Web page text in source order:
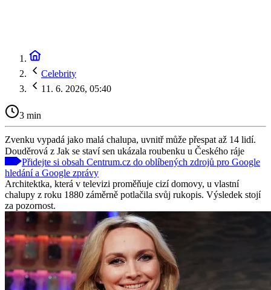
Celebrity
11. 6. 2026, 05:40
3 min
Zvenku vypadá jako malá chalupa, uvnitř může přespat až 14 lidí.
Douděrová z Jak se staví sen ukázala roubenku u Českého ráje
Přidejte si obsah Centrum.cz do oblíbených zdrojů pro Google
hledání a Google zprávy
Architektka, která v televizi proměňuje cizí domovy, u vlastní
chalupy z roku 1880 záměrně potlačila svůj rukopis. Výsledek stojí
za pozornost.